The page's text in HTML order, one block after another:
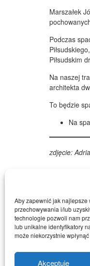
Aby zapewnić jak najlepsze
przechowywania i/lub
technologie pozwoli nam
lub unikalne identyfikatory
może niekorzystnie
Akceptuję
Marszałek
Podczas
Piłsudskim
Na naszej
architekta
To będzie
Na
zdjęcie: